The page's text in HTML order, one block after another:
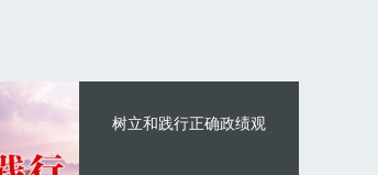
树立和践行正确政绩观